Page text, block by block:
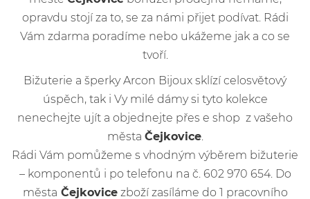
opravdu stojí za to, se za námi přijet podívat. Rádi
Vám zdarma poradíme nebo ukážeme jak a co se
tvoří.
Bižuterie a šperky Arcon Bijoux sklízí celosvětový
úspěch, tak i Vy milé dámy si tyto kolekce
nenechejte ujít a objednejte přes e shop z vašeho
města Čejkovice.
Rádi Vám pomůžeme s vhodným výběrem bižuterie
– komponentů i po telefonu na č. 602 970 654. Do
města Čejkovicezboží zasíláme do 1 pracovního